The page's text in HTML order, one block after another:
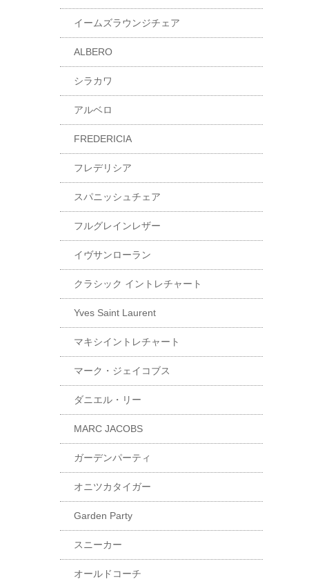
イームズラウンジチェア
ALBERO
シラカワ
アルベロ
FREDERICIA
フレデリシア
スパニッシュチェア
フルグレインレザー
イヴサンローラン
クラシック イントレチャート
Yves Saint Laurent
マキシイントレチャート
マーク・ジェイコブス
ダニエル・リー
MARC JACOBS
ガーデンパーティ
オニツカタイガー
Garden Party
スニーカー
オールドコーチ